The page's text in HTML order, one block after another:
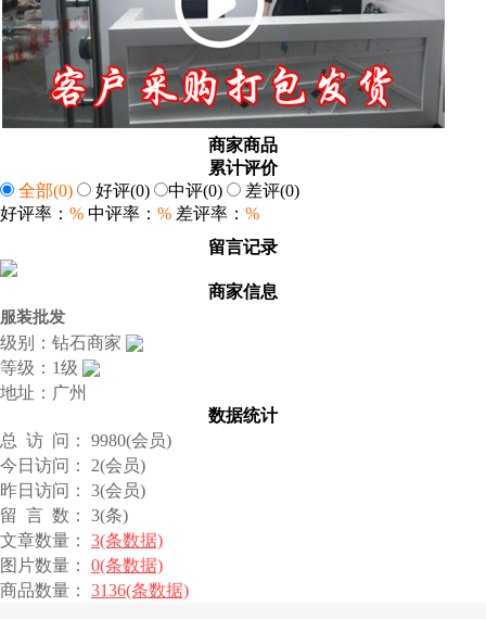
商家商品
累计评价
全部(0) 好评(0) 中评(0) 差评(0)
好评率： % 中评率： % 差评率： %
留言记录
商家信息
服装批发
级别：钻石商家
等级：1级
地址：广州
数据统计
总 访 问： 9980(会员)
今日访问： 2(会员)
昨日访问： 3(会员)
留 言 数： 3(条)
文章数量： 3(条数据)
图片数量： 0(条数据)
商品数量： 3136(条数据)